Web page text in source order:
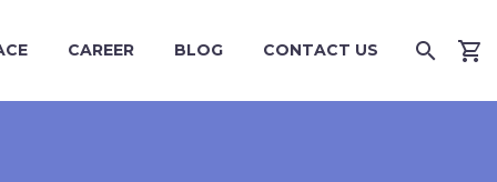
CAREER BLOG CONTACT US